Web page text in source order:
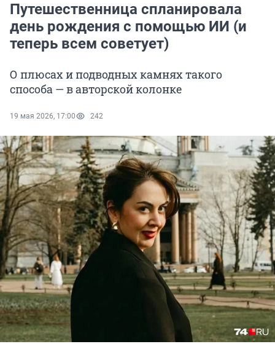
Путешественница спланировала
день рождения с помощью ИИ (и
теперь всем советует)
О плюсах и подводных камнях такого
способа — в авторской колонке
19 мая 2026, 17:00 242